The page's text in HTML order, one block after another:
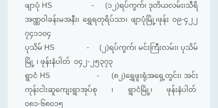
ဖျာပုံ HS - (၁၂)ရပ်ကွက်၊ ဒုတိယလမ်း၊သီရိ
အဏ္ဏဝါခန်းမအနီး၊ ရွှေရတုရိပ်သာ၊ ဖျာပုံမြို့၊ဖုန်း ၀၉-၄၂၂
၇၄၁၁၀၄
ပုသိမ် HS - (၂)ရပ်ကွက်၊ မင်းကြီးလမ်း၊ ပုသိမ်
မြို့ ၊ ဖုန်းနံပါတ် ၀၄၂-၂၅၃၇၃
ရွာငံ HS - (၈၂)ရွှေဖူးရုံအရှေ့တွင်း၊ အင်း
ကုန်းငါးဆူကျေးရွာအုပ်စု ၊ ရွာငံမြို့၊ ဖုန်းနံပါတ်
၀၈၁-၆၈၀၁၅